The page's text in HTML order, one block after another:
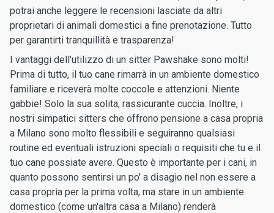
potrai anche leggere le recensioni lasciate da altri
proprietari di animali domestici a fine prenotazione. Tutto
per garantirti tranquillità e trasparenza!
I vantaggi dell'utilizzo di un sitter Pawshake sono molti!
Prima di tutto, il tuo cane rimarrà in un ambiente domestico
familiare e riceverà molte coccole e attenzioni. Niente
gabbie! Solo la sua solita, rassicurante cuccia. Inoltre, i
nostri simpatici sitters che offrono pensione a casa propria
a Milano sono molto flessibili e seguiranno qualsiasi
routine ed eventuali istruzioni speciali o requisiti che tu e il
tuo cane possiate avere. Questo è importante per i cani, in
quanto possono sentirsi un po' a disagio nel non essere a
casa propria per la prima volta, ma stare in un ambiente
domestico (come un'altra casa a Milano) renderà